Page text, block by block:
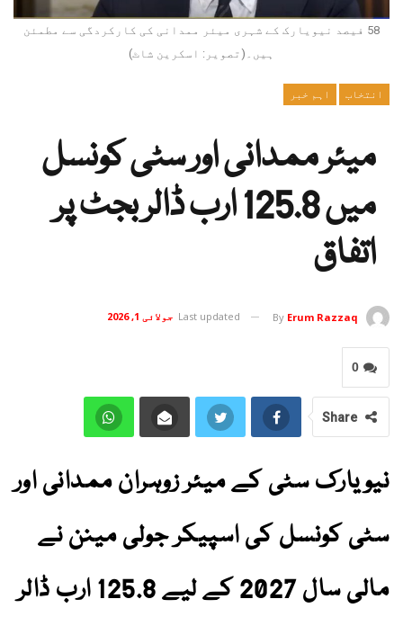
58 فیصد نیویارک کے شہری میئر ممدانی کی کارکردگی سے مطمئن
ہیں۔(تصویر: اسکرین شاٹ)
انتخاب اہم خبر
میئر ممدانی اور سٹی کونسل
میں 125.8 ارب ڈالر بجٹ پر
اتفاق
By Erum Razzaq
Last updated جولائی 1, 2026
0
Share
نیویارک سٹی کے میئر زوہران ممدانی اور
سٹی کونسل کی اسپیکر جولی مینن نے
مالی سال 2027 کے لیے 125.8 ارب ڈالر